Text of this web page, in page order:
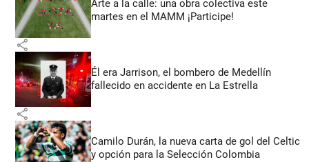
Arte a la calle: una obra colectiva este
martes en el MAMM ¡Participe!
share
Él era Jarrison, el bombero de Medellín
fallecido en accidente en La Estrella
share
Camilo Durán, la nueva carta de gol del Celtic
y opción para la Selección Colombia